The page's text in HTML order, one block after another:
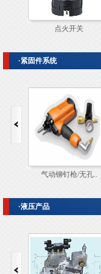
点火开关
·紧固件系统
气动铆钉枪/无孔..
·液压产品